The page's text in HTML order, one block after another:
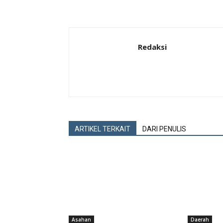
Redaksi
ARTIKEL TERKAIT DARI PENULIS
Asahan Daerah